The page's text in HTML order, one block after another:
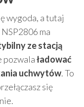
wygoda, a tutaj
ma
ze stacją
pozwalaładować
uchwytów. To
się